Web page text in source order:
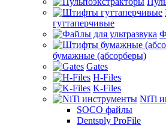
гуттаперчивые
бумажные (абсорберы)
Gates
H-Files
K-Files
NiTi
SOCO файлы
Dentsply ProFile